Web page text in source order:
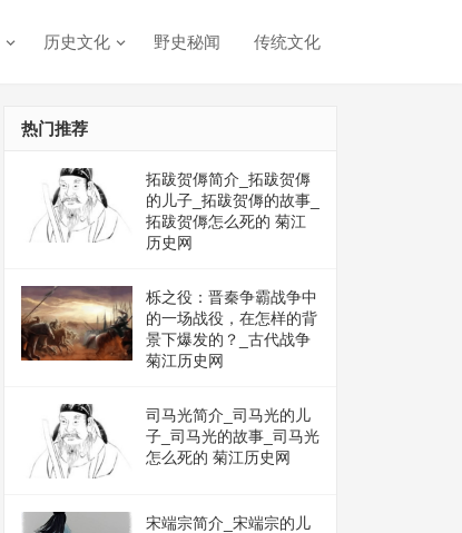
历史文化 野史秘闻 传统文化
热门推荐
拓跋贺傉简介_拓跋贺傉
的儿子_拓跋贺傉的故事_
拓跋贺傉怎么死的 菊江
历史网
栎之役：晋秦争霸战争中
的一场战役，在怎样的背
景下爆发的？_古代战争
菊江历史网
司马光简介_司马光的儿
子_司马光的故事_司马光
怎么死的 菊江历史网
宋端宗简介_宋端宗的儿